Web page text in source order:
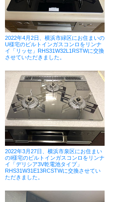
2022年4月2日、横浜市緑区にお住まいの
U様宅のビルトインガスコンロをリンナ
イ「リッセ」RHS31W32L1RSTWに交換
させていただきました。
2022年3月27日、横浜市泉区にお住まい
のI様宅のビルトインガスコンロをリンナ
イ「デリシア3V乾電池タイプ」
RHS31W31E13RCSTWに交換させてい
ただきました。